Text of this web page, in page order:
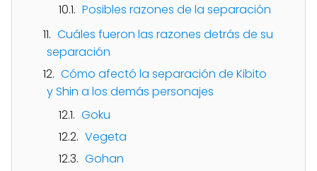
Posibles razones de la separación
Cuáles fueron las razones detrás de su
separación
Cómo afectó la separación de Kibito
y Shin a los demás personajes
Goku
Vegeta
Gohan